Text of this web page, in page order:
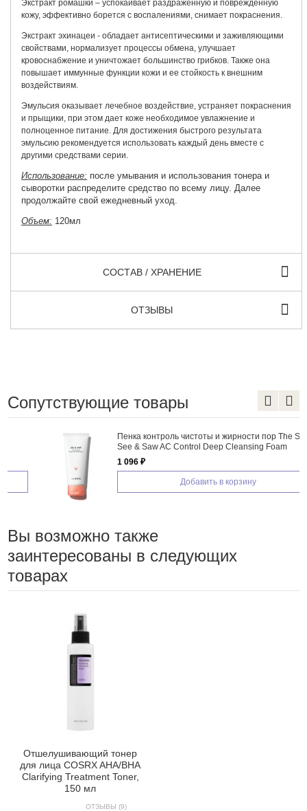
Экстракт ромашки – успокаивает раздраженную и поврежденную
кожу, эффективно борется с воспалениями, снимает покраснения.
Экстракт эхинацеи - обладает антисептическими и заживляющими
свойствами, нормализует процессы обмена, улучшает
кровоснабжение и уничтожает большинство грибков. Также она
повышает иммунные функции кожи и ее стойкость к внешним
воздействиям.
Эмульсия оказывает лечебное воздействие, устраняет покраснения
и прыщики, при этом дает коже необходимое увлажнение и
полноценное питание. Для достижения быстрого результата
эмульсию рекомендуется использовать каждый день вместе с
другими средствами серии.
Использование: после умывания и использования тонера и
сыворотки распределите средство по всему лицу. Далее
продолжайте свой ежедневный уход.
Объем: 120мл
СОСТАВ / ХРАНЕНИЕ
ОТЗЫВЫ
Сопутствующие товары
Пенка контроль чистоты и жирности пор The Saem
See & Saw AC Control Deep Cleansing Foam
1 096 ₽
Добавить в корзину
Вы возможно также
заинтересованы в следующих
товарах
Отшелушивающий тонер
для лица COSRX AHA/BHA
Clarifying Treatment Toner,
150 мл
ОТЗЫВЫ (9)